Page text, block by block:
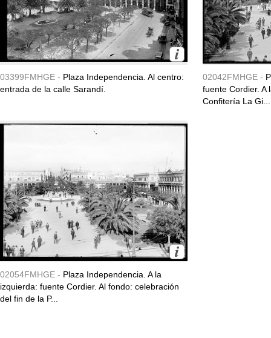
03399FMHGE - Plaza Independencia. Al centro:
entrada de la calle Sarandí.
02042FMHGE -
fuente Cordier. A
Confitería La Gi...
02054FMHGE - Plaza Independencia. A la
izquierda: fuente Cordier. Al fondo: celebración
del fin de la P...